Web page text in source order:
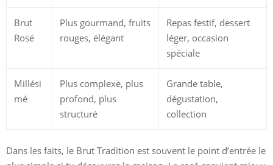
Brut
Rosé
Plus gourmand, fruits
rouges, élégant
Repas festif, dessert
léger, occasion
spéciale
Millési
mé
Plus complexe, plus
profond, plus
structuré
Grande table,
dégustation,
collection
Dans les faits, le Brut Tradition est souvent le point d’entrée le